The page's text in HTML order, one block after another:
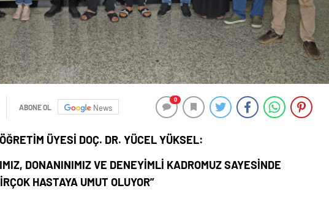
ABONE OL News
0
ÜYESİ DOÇ. DR. YÜCEL YÜKSEL:
DONANINIMIZ VE DENEYİMLİ KADROMUZ SAYESİNDE
HASTAYA UMUT OLUYOR”